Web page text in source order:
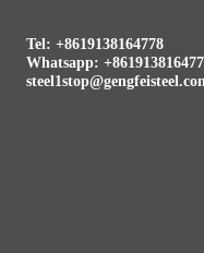
Tel: +8619138164778
Whatsapp: